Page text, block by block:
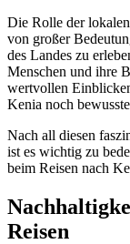
Die Rolle der
von großer
des Landes zu
Menschen und ihre
wertvollen
Kenia noch
Nach all diesen
ist es wichtig zu
beim Reisen nach
Reisen